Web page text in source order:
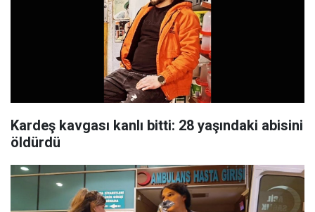
Kardeş kavgası kanlı bitti: 28 yaşındaki abisini
öldürdü